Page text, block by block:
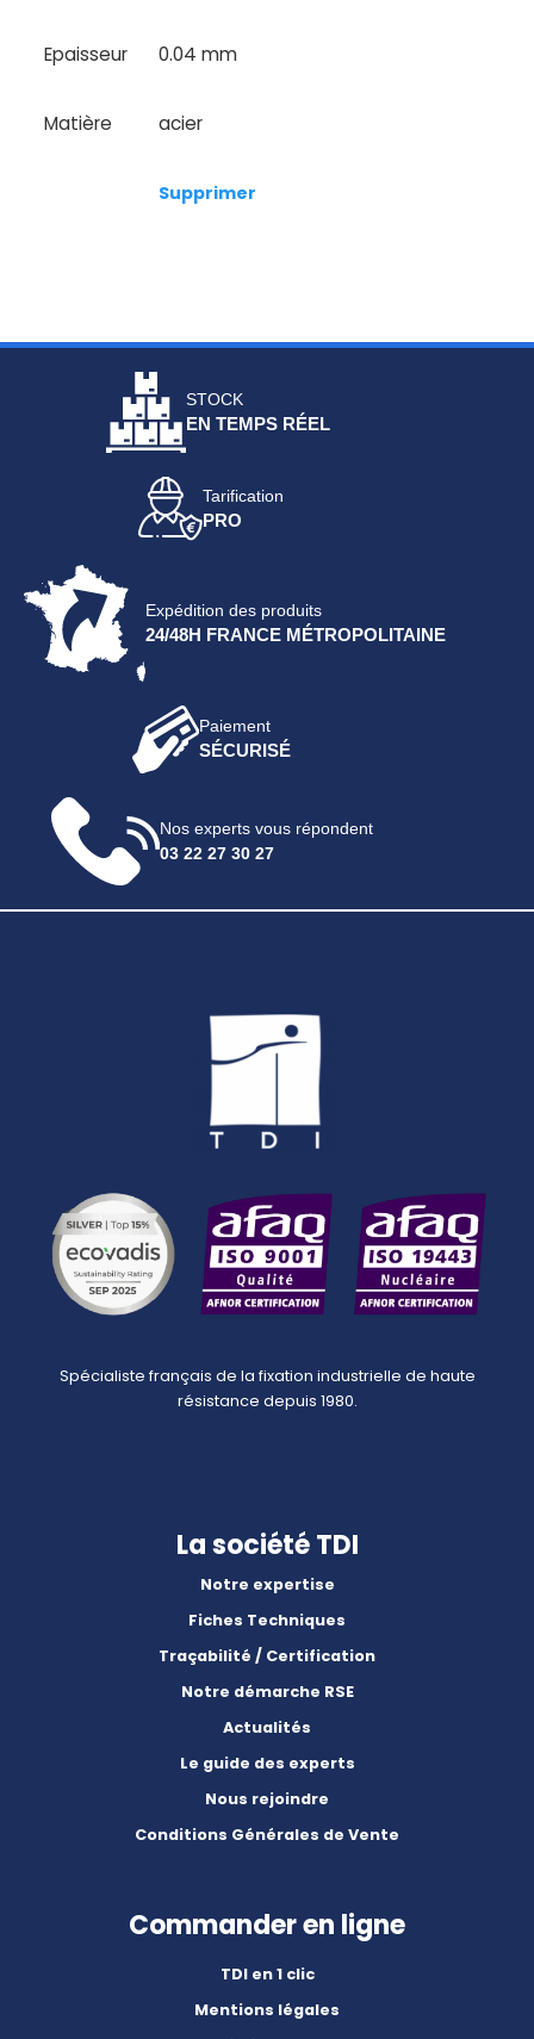
Epaisseur 0.04 mm
Matière acier
Supprimer
STOCK
EN TEMPS RÉEL
Tarification
PRO
Expédition des produits
24/48H FRANCE MÉTROPOLITAINE
Paiement
SÉCURISÉ
Nos experts vous répondent
03 22 27 30 27
Spécialiste français de la fixation industrielle de haute
résistance depuis 1980.
La société TDI
Notre expertise
Fiches Techniques
Traçabilité / Certification
Notre démarche RSE
Actualités
Le guide des experts
Nous rejoindre
Conditions Générales de Vente
Commander en ligne
TDI en 1 clic
Mentions légales